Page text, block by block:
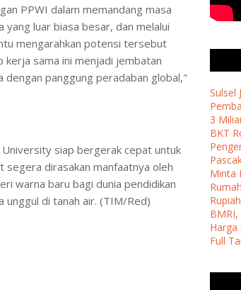
PPWI dalam memandang masa
luar biasa besar, dan melalui
mengarahkan potensi tersebut
kerja sama ini menjadi jembatan
dengan panggung peradaban global,"
University siap bergerak cepat untuk
dirasakan manfaatnya oleh
warna baru bagi dunia pendidikan
unggul di tanah air. (TIM/Red)
Sulsel
3
BKT
Minta
Rumah
Harga
Full